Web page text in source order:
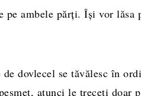
pe ambele părți. Își vor lăsa
dovlecel se tăvălesc în
atunci le treceți doar